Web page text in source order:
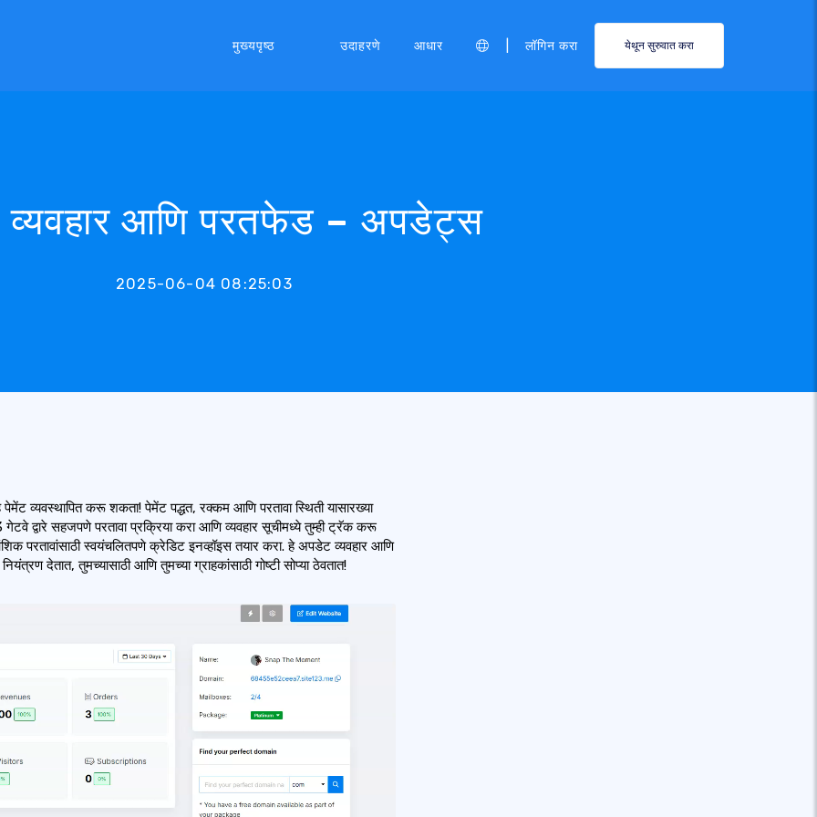
मुख्यपृष्ठ उदाहरणे आधार लॉगिन करा येथून सुरुवात करा
व्यवहार आणि परतफेड – अपडेट्स
2025-06-04 08:25:03
व्यवस्थापित करू शकता! पेमेंट पद्धत, रक्कम आणि परतावा स्थिती यासारख्या
गेटवे द्वारे सहजपणे परतावा प्रक्रिया करा आणि व्यवहार सूचीमध्ये तुम्ही ट्रॅक करू
परतावांसाठी स्वयंचलितपणे क्रेडिट इनव्हॉइस तयार करा. हे अपडेट व्यवहार आणि
देतात, तुमच्यासाठी आणि तुमच्या ग्राहकांसाठी गोष्टी सोप्या ठेवतात!